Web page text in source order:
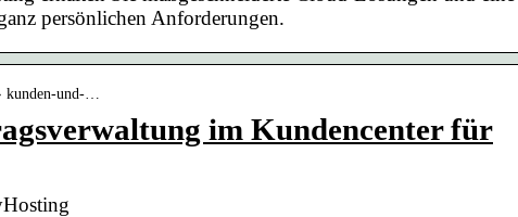
persönlichen Anforderungen.
kunden-und-…
im Kundencenter für